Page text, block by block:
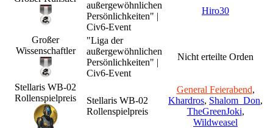
außergewöhnlichen
Persönlichkeiten" |
Civ6-Event
Hiro30
Großer
Wissenschaftler
"Liga der
außergewöhnlichen
Persönlichkeiten" |
Civ6-Event
Nicht erteilte Orden
Stellaris WB-02
Rollenspielpreis
Stellaris WB-02
Rollenspielpreis
General Feierabend,
Khardros, Shalom_Don,
TheGreenJoki,
Wildweasel